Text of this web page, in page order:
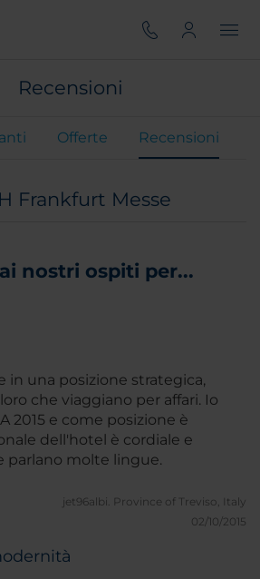
Recensioni
Offerte Recensioni
Frankfurt Messe
nostri ospiti per...
in una posizione strategica,
che viaggiano per affari. Io
2015 e come posizione è
dell'hotel è cordiale e
parlano molte lingue.
jet96albi.
Province of Treviso, Italy
02/10/2015